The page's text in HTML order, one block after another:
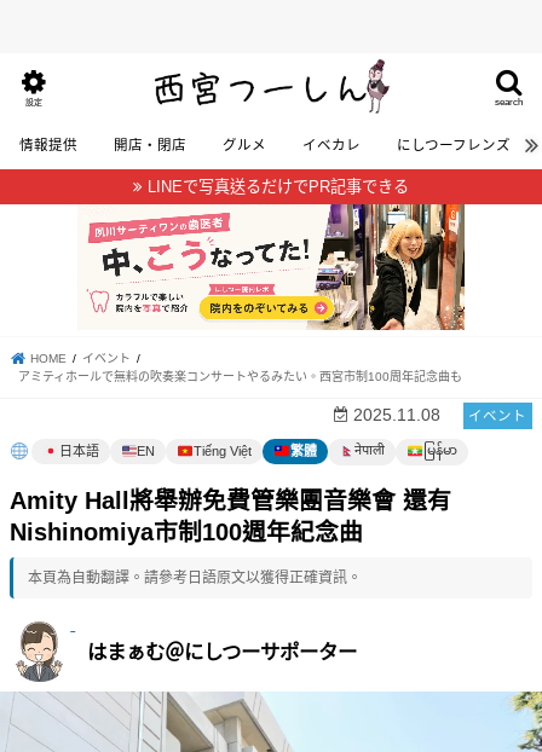
search
設定
情報提供 開店・閉店 グルメ イベカレ にしつーフレンズ
LINEで写真送るだけでPR記事できる
HOME
イベント
アミティホールで無料の吹奏楽コンサートやるみたい。西宮市制100周年記念曲も
イベント
2025.11.08
日本語 EN Tiếng Việt 繁體 नेपाली မြန်မာ
Amity Hall將舉辦免費管樂團音樂會 還有
Nishinomiya市制100週年紀念曲
本頁為自動翻譯。請參考日語原文以獲得正確資訊。
はまぁむ＠にしつーサポーター